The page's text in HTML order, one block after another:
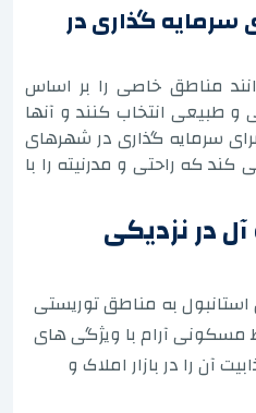
سرمایه گذاری در
مناطق خاصی را بر اساس
و طبیعی انتخاب کنند و آنها
سرمایه گذاری در شهرهای
کند که راحتی و مدرنیته را با
آل در نزدیکی
به مناطق توریستی
مسکونی آرام با ویژگی های
آن را در بازار املاک و